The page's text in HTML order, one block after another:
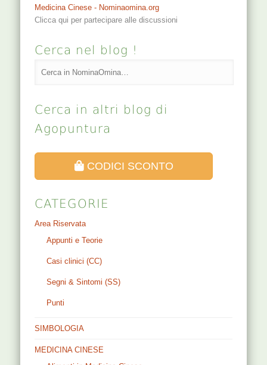
Medicina Cinese - Nominaomina.org
Clicca qui per partecipare alle discussioni
Cerca nel blog !
Cerca in altri blog di
Agopuntura
CODICI SCONTO
CATEGORIE
Area Riservata
Appunti e Teorie
Casi clinici (CC)
Segni & Sintomi (SS)
Punti
SIMBOLOGIA
MEDICINA CINESE